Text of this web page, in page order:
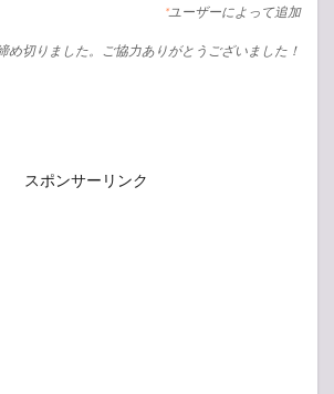
*ユーザーによって追加
め切りました。ご協力ありがとうございました！
スポンサーリンク